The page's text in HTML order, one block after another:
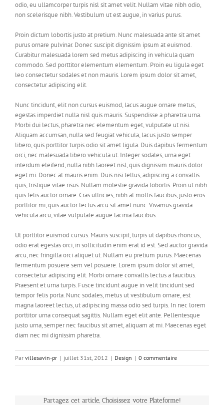
odio, eu ullamcorper turpis nisl sit amet velit. Nullam vitae nibh odio,
non scelerisque nibh. Vestibulum ut est augue, in varius purus.
Proin dictum lobortis justo at pretium. Nunc malesuada ante sit amet
purus ornare pulvinar. Donec suscipit dignissim ipsum at euismod.
Curabitur malesuada lorem sed metus adipiscing in vehicula quam
commodo. Sed porttitor elementum elementum. Proin eu ligula eget
leo consectetur sodales et non mauris. Lorem ipsum dolor sit amet,
consectetur adipiscing elit.
Nunc tincidunt, elit non cursus euismod, lacus augue ornare metus,
egestas imperdiet nulla nisl quis mauris. Suspendisse a pharetra urna.
Morbi dui lectus, pharetra nec elementum eget, vulputate ut nisi.
Aliquam accumsan, nulla sed feugiat vehicula, lacus justo semper
libero, quis porttitor turpis odio sit amet ligula. Duis dapibus fermentum
orci, nec malesuada libero vehicula ut. Integer sodales, urna eget
interdum eleifend, nulla nibh laoreet nisl, quis dignissim mauris dolor
eget mi. Donec at mauris enim. Duis nisi tellus, adipiscing a convallis
quis, tristique vitae risus. Nullam molestie gravida lobortis. Proin ut nibh
quis felis auctor ornare. Cras ultricies, nibh at mollis faucibus, justo eros
porttitor mi, quis auctor lectus arcu sit amet nunc. Vivamus gravida
vehicula arcu, vitae vulputate augue lacinia faucibus.
Ut porttitor euismod cursus. Mauris suscipit, turpis ut dapibus rhoncus,
odio erat egestas orci, in sollicitudin enim erat id est. Sed auctor gravida
arcu, nec fringilla orci aliquet ut. Nullam eu pretium purus. Maecenas
fermentum posuere sem vel posuere. Lorem ipsum dolor sit amet,
consectetur adipiscing elit. Morbi ornare convallis lectus a faucibus.
Praesent et urna turpis. Fusce tincidunt augue in velit tincidunt sed
tempor felis porta. Nunc sodales, metus ut vestibulum ornare, est
magna laoreet lectus, ut adipiscing massa odio sed turpis. In nec lorem
porttitor urna consequat sagittis. Nullam eget elit ante. Pellentesque
justo urna, semper nec faucibus sit amet, aliquam at mi. Maecenas eget
diam nec mi dignissim pharetra.
Par villesavin-pr | juillet 31st, 2012 | Design | 0 commentaire
Partagez cet article, Choisissez votre Plateforme!